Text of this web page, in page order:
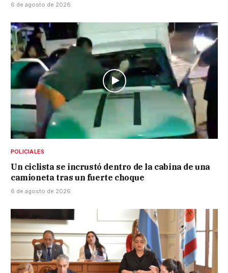
6 de agosto de 2026
POLICIALES
Un ciclista se incrustó dentro de la cabina de una
camioneta tras un fuerte choque
6 de agosto de 2026